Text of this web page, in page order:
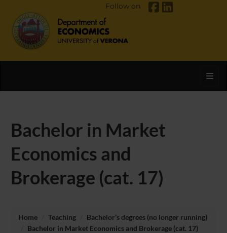
Follow on
Bachelor in Market
Economics and
Brokerage (cat. 17)
Home Teaching
Bachelor’s degrees (no longer running)
Bachelor in Market Economics and Brokerage (cat. 17)